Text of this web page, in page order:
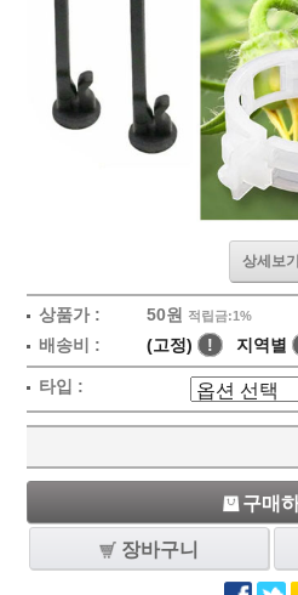
상세보기
상품가 : 50원 적립금:1%
배송비 : (고정) ! 지역별
타입 :
구매
장바구니